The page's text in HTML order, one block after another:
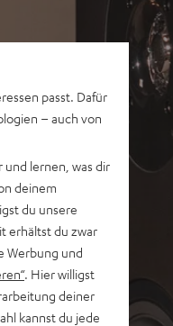
passt. Dafür
– auch von
lernen, was dir
deinem
du unsere
erhältst du zwar
Werbung und
. Hier willigst
deiner
kannst du jede